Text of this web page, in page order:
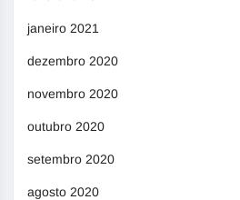
janeiro 2021
dezembro 2020
novembro 2020
outubro 2020
setembro 2020
agosto 2020